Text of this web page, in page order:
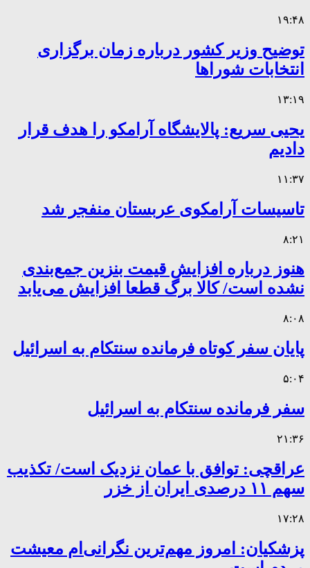
۱۹:۴۸
توضیح وزیر کشور درباره زمان برگزاری
انتخابات شوراها
۱۳:۱۹
یحیی سریع: پالایشگاه آرامکو را هدف قرار
دادیم
۱۱:۳۷
تاسیسات آرامکوی عربستان منفجر شد
۸:۲۱
هنوز درباره افزایش قیمت بنزین جمع‌بندی
نشده است/ کالا برگ قطعا افزایش می‌یابد
۸:۰۸
پایان سفر کوتاه فرمانده سنتکام به اسرائیل
۵:۰۴
سفر فرمانده سنتکام به اسرائیل
۲۱:۳۶
عراقچی: توافق با عمان نزدیک است/ تکذیب
سهم ۱۱ درصدی ایران از خزر
۱۷:۲۸
پزشکیان: امروز مهم‌ترین نگرانی‌ام معیشت